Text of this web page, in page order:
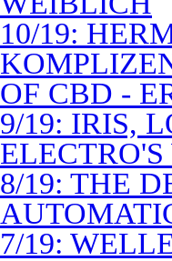
10/19:
OF CBD -
9/19: IRIS,
8/19: THE
7/19: